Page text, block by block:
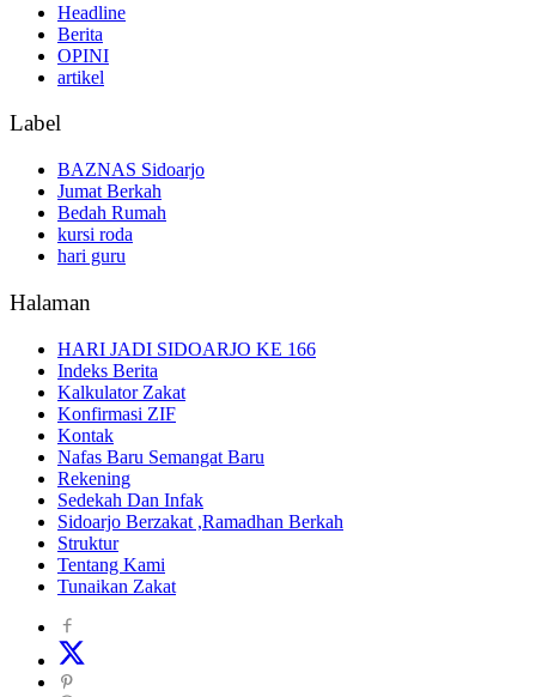
Headline
Berita
OPINI
artikel
Label
BAZNAS Sidoarjo
Jumat Berkah
Bedah Rumah
kursi roda
hari guru
Halaman
HARI JADI SIDOARJO KE 166
Indeks Berita
Kalkulator Zakat
Konfirmasi ZIF
Kontak
Nafas Baru Semangat Baru
Rekening
Sedekah Dan Infak
Sidoarjo Berzakat ,Ramadhan Berkah
Struktur
Tentang Kami
Tunaikan Zakat